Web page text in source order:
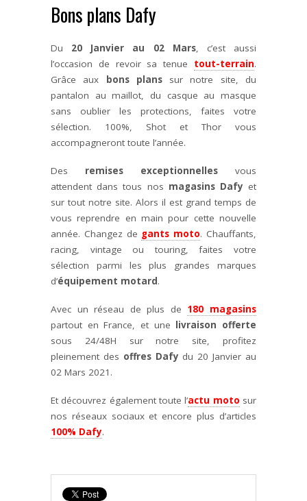
Bons plans Dafy
Du 20 Janvier au 02 Mars, c’est aussi
l’occasion de revoir sa tenue tout-terrain.
Grâce aux
bons planssur notre site, du
pantalon au maillot, du casque au masque
sans oublier les protections, faites votre
sélection. 100%, Shot et Thor vous
accompagneront toute l’année.
Des remises exceptionnelles vous
attendent dans tous nos magasins Dafy et
sur tout notre site. Alors il est grand temps de
vous reprendre en main pour cette nouvelle
année. Changez de gants moto. Chauffants,
racing, vintage ou touring, faites votre
sélection parmi les plus grandes marques
d’équipement motard.
Avec un réseau de plus de 180 magasins
partout en France, et une
livraison offerte
sous 24/48H sur notre site, profitez
pleinement des offres Dafy du 20 Janvier au
02 Mars 2021.
Et découvrez également toute l’actu moto sur
nos réseaux sociaux et encore plus d’articles
100% Dafy.